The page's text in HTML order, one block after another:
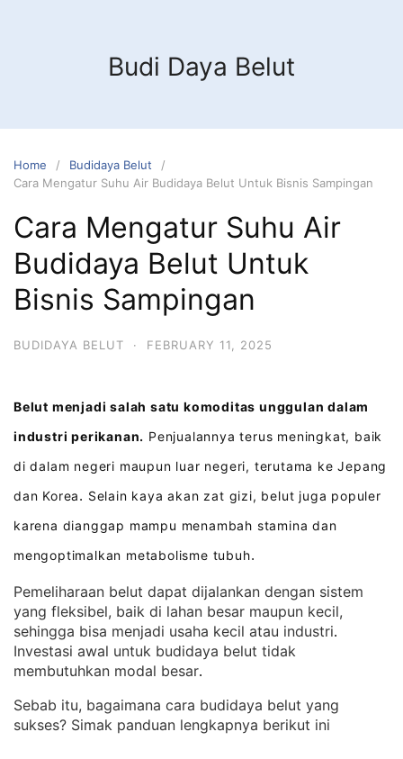
Budi Daya Belut
Home
Budidaya Belut
Cara Mengatur Suhu Air Budidaya Belut Untuk Bisnis Sampingan
Cara Mengatur Suhu Air
Budidaya Belut Untuk
Bisnis Sampingan
BUDIDAYA BELUT · FEBRUARY 11, 2025
Belut menjadi salah satu komoditas unggulan dalam
industri perikanan. Penjualannya terus meningkat, baik
di dalam negeri maupun luar negeri, terutama ke Jepang
dan Korea. Selain kaya akan zat gizi, belut juga populer
karena dianggap mampu menambah stamina dan
mengoptimalkan metabolisme tubuh.
Pemeliharaan belut dapat dijalankan dengan sistem
yang fleksibel, baik di lahan besar maupun kecil,
sehingga bisa menjadi usaha kecil atau industri
Investasi awal untuk budidaya belut tidak
membutuhkan modal besar.
Sebab itu, bagaimana cara budidaya belut yang
sukses? Simak panduan lengkapnya berikut ini